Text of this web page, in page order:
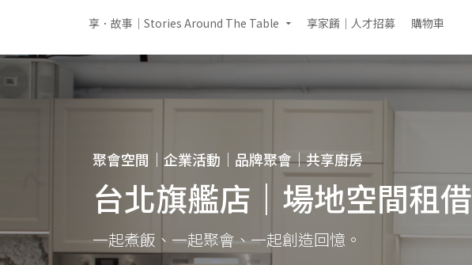
享．故事｜Stories Around The Table 享家餚｜人才招募 購物車
聚會空間｜企業活動｜品牌聚會｜共享廚房
台北旗艦店｜場地空間租借
一起煮飯、一起聚會、一起創造回憶。